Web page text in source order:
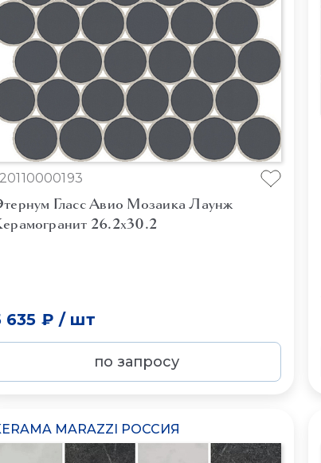
Гласс Авио Мозаика Лаунж
26.2x30.2
635 ₽ / шт
по запросу
MARAZZI РОССИЯ